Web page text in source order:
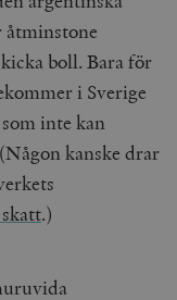
boll. Bara för
i Sverige
inte kan
kanske drar
.)